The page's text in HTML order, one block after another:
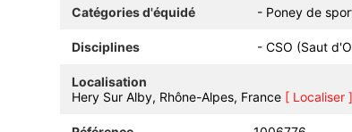
Catégories d'équidé - Poney de
Disciplines - CSO (Saut
Localisation
Hery Sur Alby, Rhône-Alpes, France [ Localiser ]